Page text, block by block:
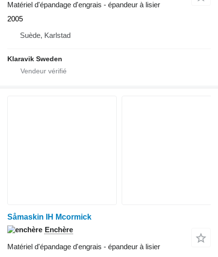
Matériel d'épandage d'engrais - épandeur à lisier
2005
Suède, Karlstad
Klaravik Sweden
Såmaskin IH Mcormick
Enchère
Matériel d'épandage d'engrais - épandeur à lisier